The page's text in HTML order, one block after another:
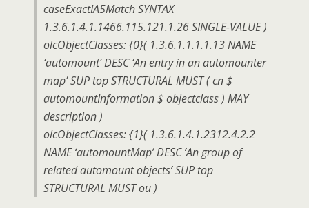
caseExactIA5Match SYNTAX
1.3.6.1.4.1.1466.115.121.1.26 SINGLE-VALUE )
olcObjectClasses: {0}( 1.3.6.1.1.1.1.13 NAME
‘automount’ DESC ‘An entry in an automounter
map’ SUP top STRUCTURAL MUST ( cn $
automountInformation $ objectclass ) MAY
description )
olcObjectClasses: {1}( 1.3.6.1.4.1.2312.4.2.2
NAME ‘automountMap’ DESC ‘An group of
related automount objects’ SUP top
STRUCTURAL MUST ou )